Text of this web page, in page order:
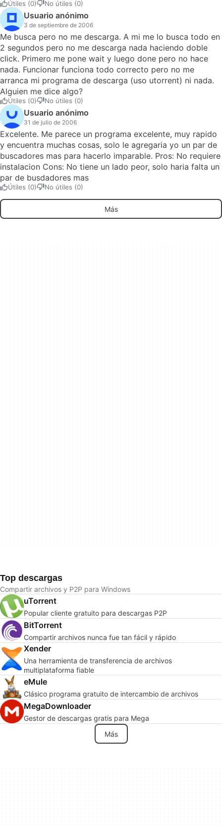
Útiles (0) No útiles (0)
Usuario anónimo
3 de septiembre de 2006
Me busca pero no me descarga. A mi me lo busca todo en
2 segundos pero no me descarga nada haciendo doble
click. Primero me pone wait y luego done pero no hace
nada. Funcionar funciona todo correcto pero no me
arranca mi programa de descarga (uso utorrent) ni nada.
Alguien me dice algo?
Útiles (0) No útiles (0)
Usuario anónimo
31 de julio de 2006
Excelente. Me parece un programa excelente, muy rapido
y encuentra muchas cosas, solo le agregaria yo un par de
buscadores mas para hacerlo imparable. Pros: No requiere
instalacion Cons: No tiene un lado peor, solo haria falta un
par de busdadores mas
Útiles (0) No útiles (0)
Más
Top descargas
Compartir archivos y P2P para Windows
uTorrent
Popular cliente gratuito para descargas P2P
BitTorrent
Compartir archivos nunca fue tan fácil y rápido
Xender
Una herramienta de transferencia de archivos
multiplataforma fiable
eMule
Clásico programa gratuito de intercambio de archivos
MegaDownloader
Gestor de descargas gratis para Mega
Más